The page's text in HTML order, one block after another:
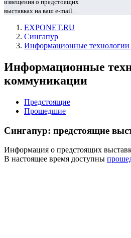
извещения о предстоящих
выставках на ваш e-mail.
EXPONET.RU
Сингапур
Информационные
Информационные
коммуникации
Предстоящие
Прошедшие
Сингапур: предстоящие
Информация о предстоящих
В настоящее время доступны